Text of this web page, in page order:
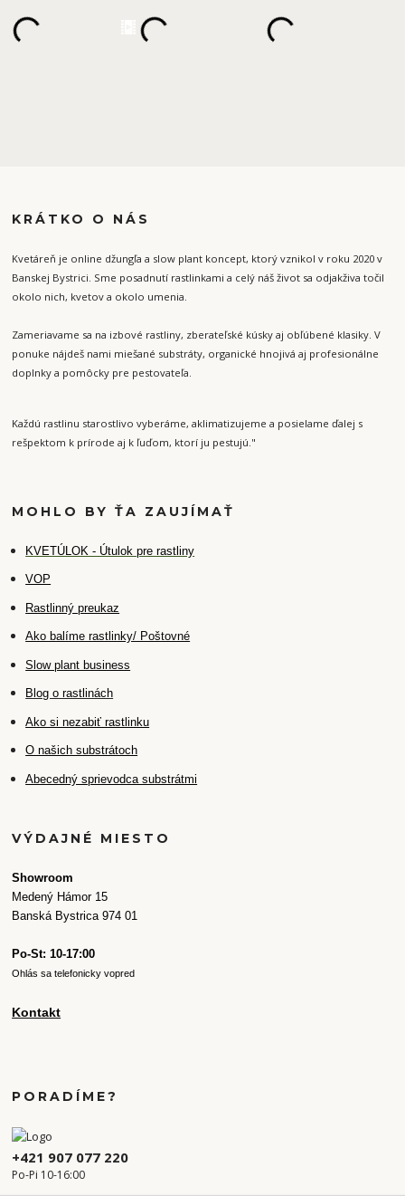
KRÁTKO O NÁS
Kvetáreň je online džungľa a slow plant koncept, ktorý vznikol v roku 2020 v
Banskej Bystrici. Sme posadnutí rastlinkami a celý náš život sa odjakživa točil
okolo nich, kvetov a okolo umenia.
Zameriavame sa na izbové rastliny, zberateľské kúsky aj obľúbené klasiky. V
ponuke nájdeš nami miešané substráty, organické hnojivá aj profesionálne
doplnky a pomôcky pre pestovateľa.
Každú rastlinu starostlivo vyberáme, aklimatizujeme a posielame ďalej s
rešpektom k prírode aj k ľuďom, ktorí ju pestujú."
MOHLO BY ŤA ZAUJÍMAŤ
KVETÚLOK - Útulok pre rastliny
VOP
Rastlinný preukaz
Ako balíme rastlinky/ Poštovné
Slow plant business
Blog o rastlinách
Ako si nezabiť rastlinku
O našich substrátoch
Abecedný sprievodca substrátmi
VÝDAJNÉ MIESTO
Showroom
Medený Hámor 15
Banská Bystrica 974 01
Po-St: 10-17:00
Ohlás sa telefonicky vopred
Kontakt
PORADÍME?
+421 907 077 220
Po-Pi 10-16:00